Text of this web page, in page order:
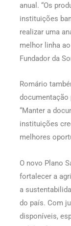
anual. “Os
instituições
realizar uma
melhor linha
Fundador da
Romário
documentação
“Manter a
instituições
melhores
O novo Plano
fortalecer a
a
do país. Com
disponíveis,